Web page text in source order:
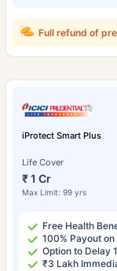
Full refund of
iProtect Smart Plus
Life Cover
₹ 1 Cr
Max Limit: 99 yrs
Free Health
100% Payout
Option to Delay
₹3 Lakh